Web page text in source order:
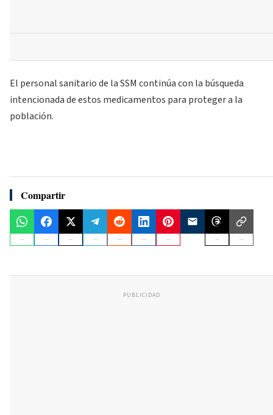
El personal sanitario de la SSM continúa con la búsqueda
intencionada de estos medicamentos para proteger a la
población.
Compartir
PUBLICIDAD